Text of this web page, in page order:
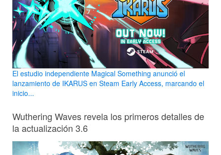
El estudio independiente Magical Something anunció el
lanzamiento de IKARUS en Steam Early Access, marcando el
inicio...
Wuthering Waves revela los primeros detalles de
la actualización 3.6